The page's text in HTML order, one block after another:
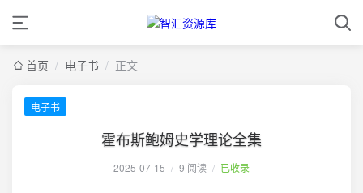
首页 / 电子书 / 正文
电子书
霍布斯鲍姆史学理论全集
2025-07-15 / 9 阅读 / 已收录